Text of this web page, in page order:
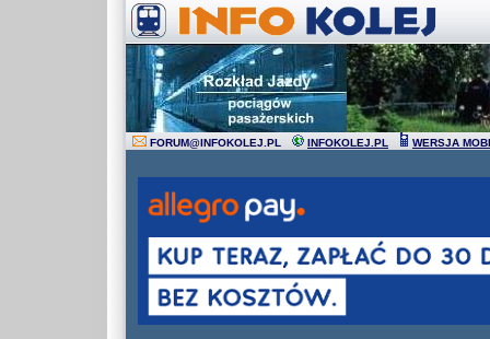
FORUM@INFOKOLEJ.PL INFOKOLEJ.PL WERSJA